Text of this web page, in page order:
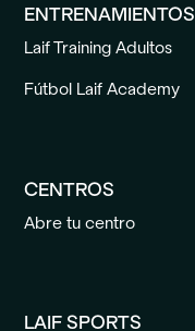
ENTRENAMIENTOS
Laif Training Adultos
Fútbol Laif Academy
CENTROS
Abre tu centro
LAIF SPORTS